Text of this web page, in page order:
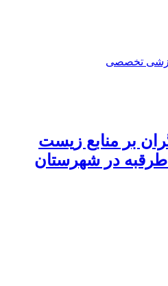
تخصصی
بر منابع زیست
در شهرستان